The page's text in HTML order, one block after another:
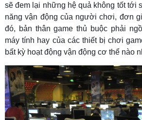
sẽ đem lại những hệ quả không tốt tới
năng vận động của người chơi, đơn
đó, bản thân game thủ buộc phải
máy tính hay của các thiết bị chơi
bất kỳ hoạt động vận động cơ thể nào